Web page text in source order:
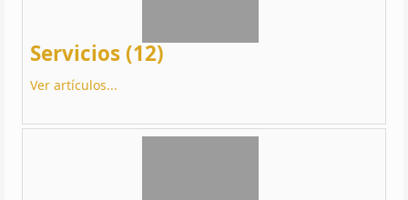
Servicios (12)
Ver artículos...